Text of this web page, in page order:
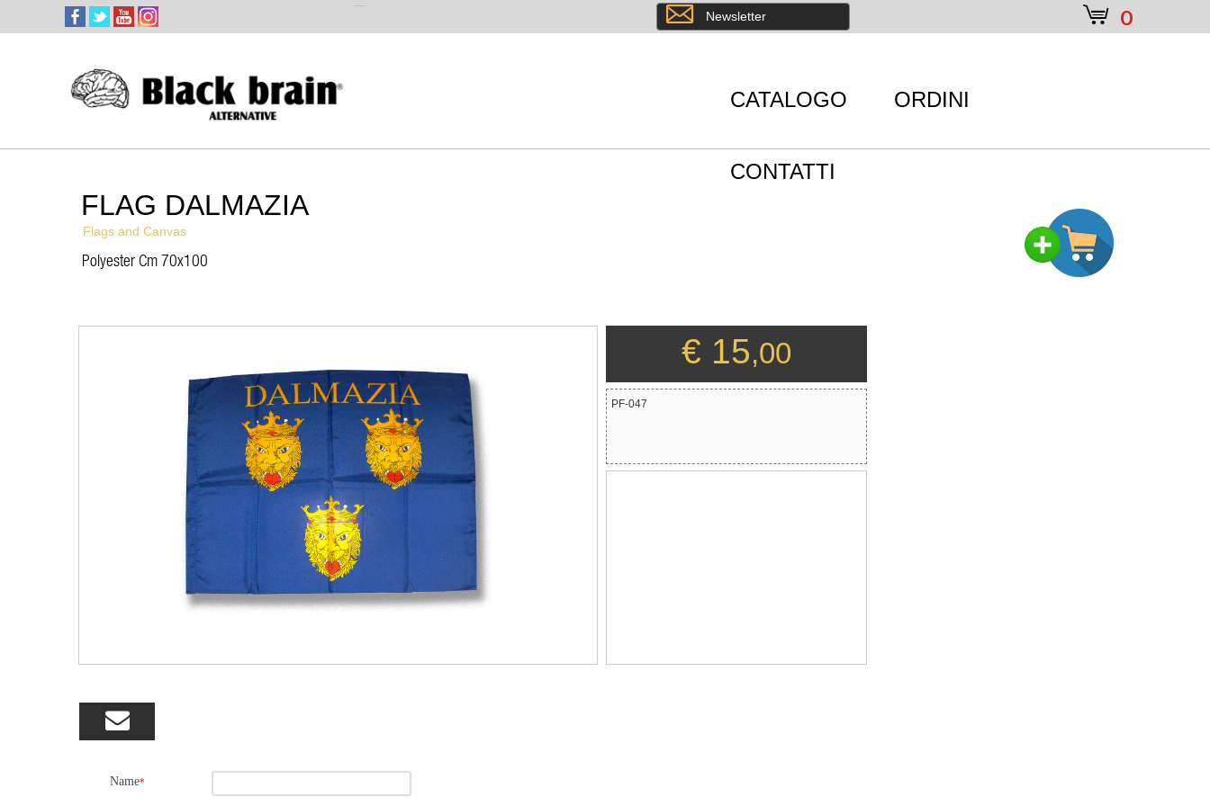
e 0
CATALOGO ORDINI
CONTATTI
8 Newsletter
FLAG DALMAZIA
Polyester Cm 70x100
Flags and Canvas
€ 15,00
PF-047

Name*